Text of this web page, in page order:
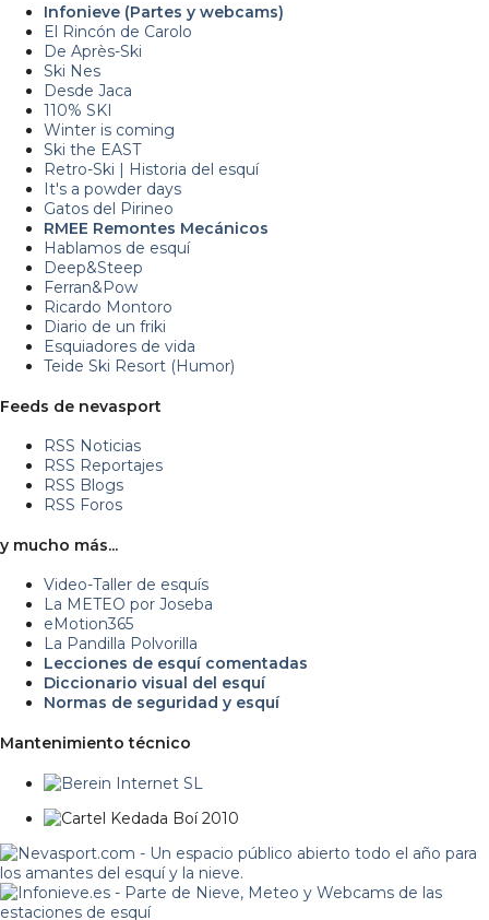
Infonieve (Partes y webcams)
El Rincón de Carolo
De Après-Ski
Ski Nes
Desde Jaca
110% SKI
Winter is coming
Ski the EAST
Retro-Ski | Historia del esquí
It's a powder days
Gatos del Pirineo
RMEE Remontes Mecánicos
Hablamos de esquí
Deep&Steep
Ferran&Pow
Ricardo Montoro
Diario de un friki
Esquiadores de vida
Teide Ski Resort (Humor)
Feeds de nevasport
RSS Noticias
RSS Reportajes
RSS Blogs
RSS Foros
y mucho más...
Video-Taller de esquís
La METEO por Joseba
eMotion365
La Pandilla Polvorilla
Lecciones de esquí comentadas
Diccionario visual del esquí
Normas de seguridad y esquí
Mantenimiento técnico